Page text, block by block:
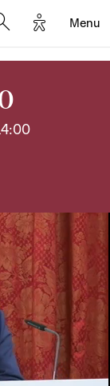
Options
Menu